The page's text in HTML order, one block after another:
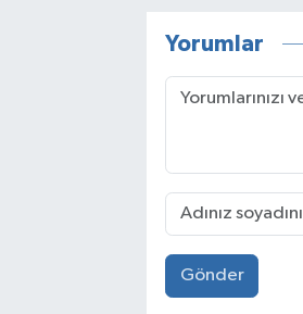
Yorumlar
Gönder